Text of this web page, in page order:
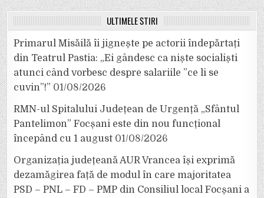
ULTIMELE ȘTIRI
Primarul Misăilă îi jignește pe actorii îndepărtați
din Teatrul Pastia: „Ei gândesc ca niște socialiști
atunci când vorbesc despre salariile ”ce li se
cuvin”!” 01/08/2026
RMN-ul Spitalului Județean de Urgență „Sfântul
Pantelimon” Focșani este din nou funcțional
începând cu 1 august 01/08/2026
Organizația județeană AUR Vrancea își exprimă
dezamăgirea față de modul în care majoritatea
PSD – PNL – FD – PMP din Consiliul local Focșani a